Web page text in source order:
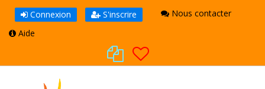
Connexion S'inscrire
Nous contacter
Aide